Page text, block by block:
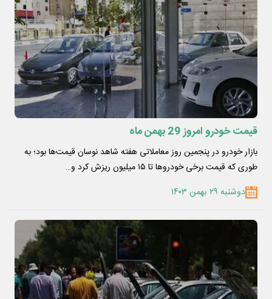
قیمت خودرو امروز 29 بهمن ماه
بازار خودرو در پنجمین روز معاملاتی هفته شاهد نوسان قیمت‌ها بود؛ به
طوری که قیمت برخی خودروها تا ۱۵ میلیون ریزش کرد و…
دوشنبه ۲۹ بهمن ۱۴۰۳